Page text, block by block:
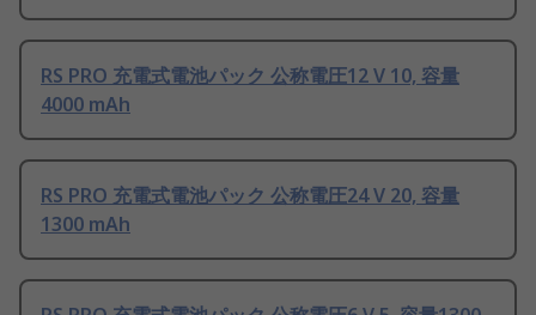
RS PRO 充電式電池パック 公称電圧12 V 10, 容量
4000 mAh
RS PRO 充電式電池パック 公称電圧24 V 20, 容量
1300 mAh